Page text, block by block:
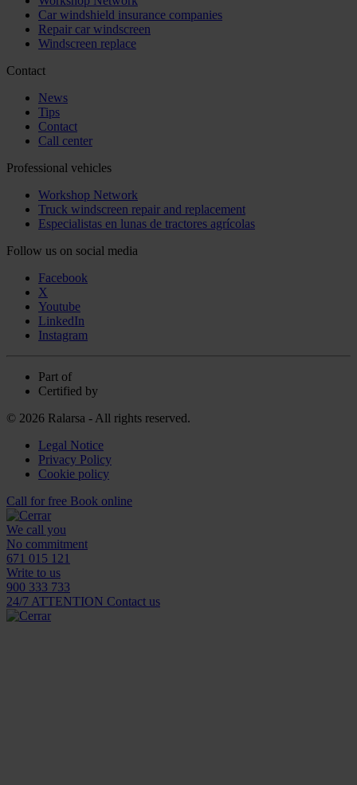
Car windshield insurance companies
Repair car windscreen
Windscreen replace
Contact
News
Tips
Contact
Call center
Professional vehicles
Workshop Network
Truck windscreen repair and replacement
Especialistas en lunas de tractores agrícolas
Follow us on social media
Facebook
X
Youtube
LinkedIn
Instagram
Part of
Certified by
© 2026 Ralarsa - All rights reserved.
Legal Notice
Privacy Policy
Cookie policy
Call for free Book online
We call you
No commitment
671 015 121
Write to us
900 333 733
24/7 ATTENTION Contact us